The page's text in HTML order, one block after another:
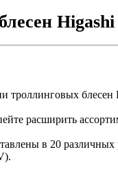
Higashi
троллинговых блесен
расширить
в 20